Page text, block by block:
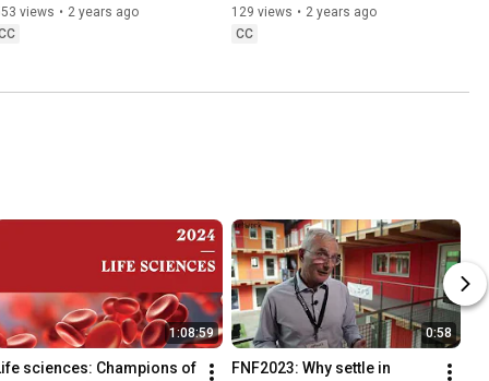
views • 2 years ago
129 views • 2 years ago
CC
1:08:59
sciences: Champions of
0:58
FNF2023: Why settle in